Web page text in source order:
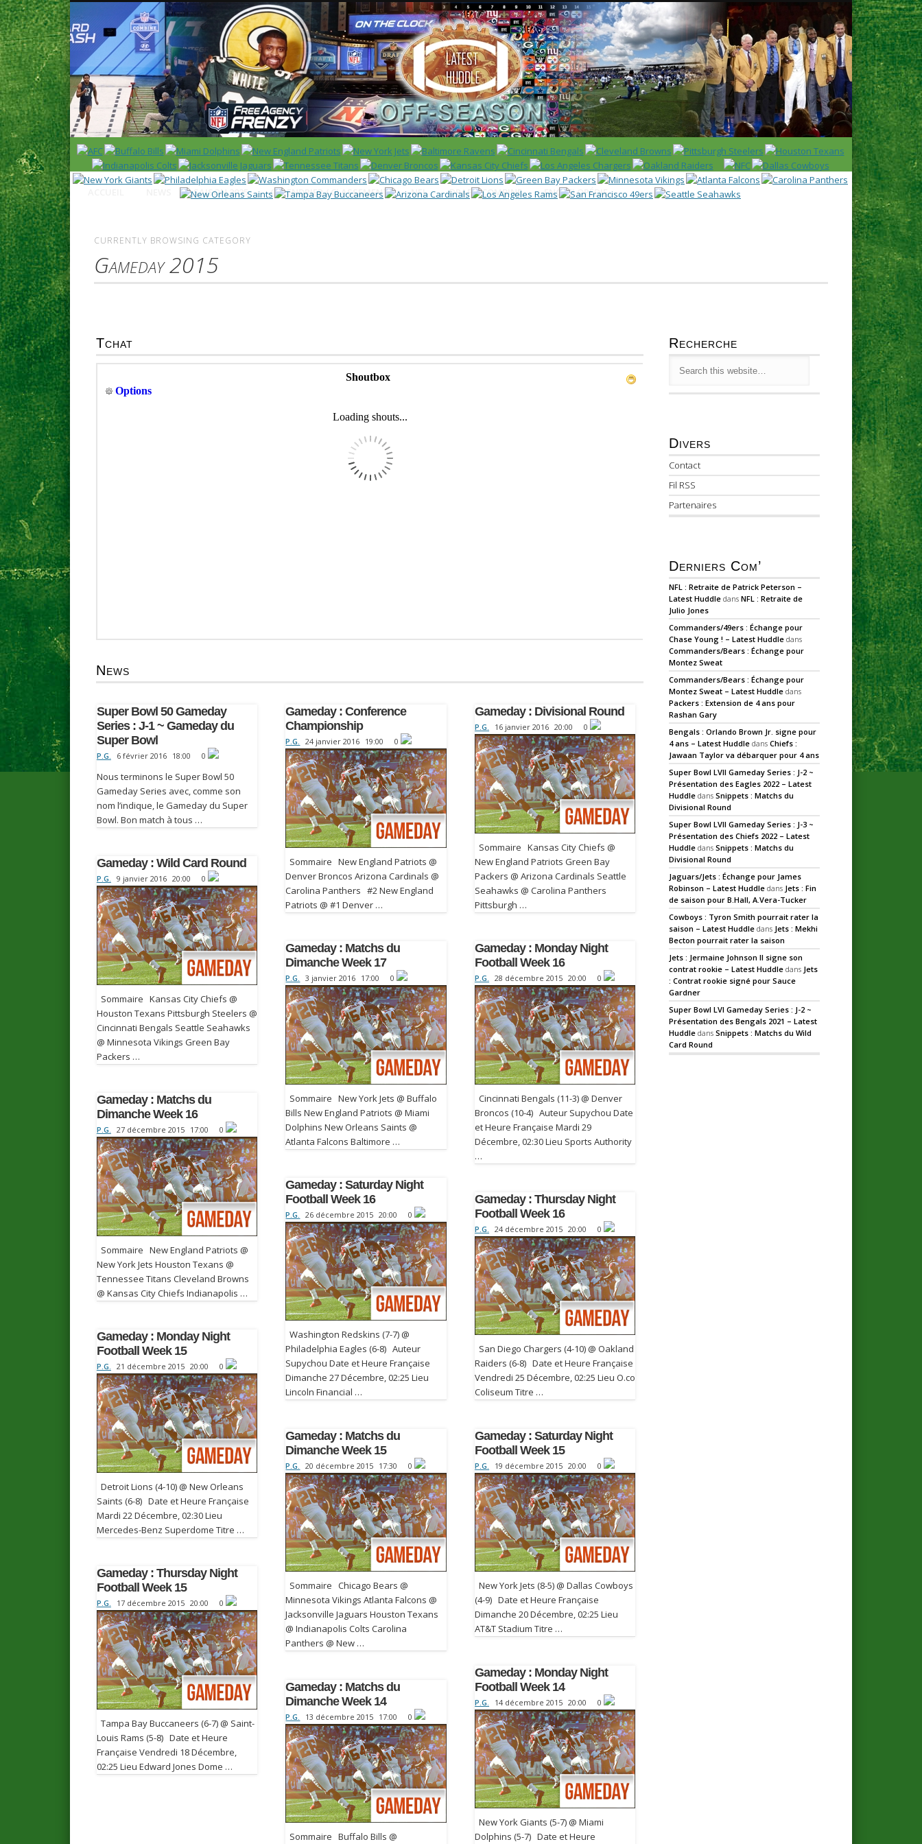
Latest
News en français sur la NFL et le Football Américain (Foot US)
SAISON 2025 CALENDRIER / CLASSEMENT NFL DRAFT/COMBINE ENCYCLOPÉDIE
CURRENTLY BROWSING CATEGORY
Gameday 2015
Tchat
News
Super Bowl 50 Gameday
Series : J-1 ~ Gameday du
Super Bowl
P.G. 6 février 2016 18:00 0
Nous terminons le Super Bowl 50
Gameday Series avec, comme son
nom l’indique, le Gameday du Super
Bowl. Bon match à tous …
Gameday : Conference
Championship
P.G. 24 janvier 2016 19:00 0
Sommaire New England Patriots @
Denver Broncos Arizona Cardinals @
Carolina Panthers #2 New England
Patriots @ #1 Denver …
Gameday : Divisional Round
P.G. 16 janvier 2016 20:00 0
Sommaire Kansas City Chiefs @
New England Patriots Green Bay
Packers @ Arizona Cardinals Seattle
Seahawks @ Carolina Panthers
Pittsburgh …
Gameday : Wild Card Round
P.G. 9 janvier 2016 20:00 0
Sommaire Kansas City Chiefs @
Houston Texans Pittsburgh Steelers @
Cincinnati Bengals Seattle Seahawks
@ Minnesota Vikings Green Bay
Packers …
Gameday : Matchs du
Dimanche Week 17
P.G. 3 janvier 2016 17:00 0
Sommaire New York Jets @ Buffalo
Bills New England Patriots @ Miami
Dolphins New Orleans Saints @
Atlanta Falcons Baltimore …
Gameday : Monday Night
Football Week 16
P.G. 28 décembre 2015 20:00 0
Cincinnati Bengals (11-3) @ Denver
Broncos (10-4) Auteur Supychou Date
et Heure Française Mardi 29
Décembre, 02:30 Lieu Sports Authority
…
Gameday : Matchs du
Dimanche Week 16
P.G. 27 décembre 2015 17:00 0
Sommaire New England Patriots @
New York Jets Houston Texans @
Tennessee Titans Cleveland Browns
@ Kansas City Chiefs Indianapolis …
Gameday : Saturday Night
Football Week 16
P.G. 26 décembre 2015 20:00 0
Washington Redskins (7-7) @
Philadelphia Eagles (6-8) Auteur
Supychou Date et Heure Française
Dimanche 27 Décembre, 02:25 Lieu
Lincoln Financial …
Gameday : Thursday Night
Football Week 16
P.G. 24 décembre 2015 20:00 0
San Diego Chargers (4-10) @ Oakland
Raiders (6-8) Date et Heure Française
Vendredi 25 Décembre, 02:25 Lieu O.co
Coliseum Titre …
Gameday : Monday Night
Football Week 15
P.G. 21 décembre 2015 20:00 0
Detroit Lions (4-10) @ New Orleans
Saints (6-8) Date et Heure Française
Mardi 22 Décembre, 02:30 Lieu
Mercedes-Benz Superdome Titre …
Gameday : Matchs du
Dimanche Week 15
P.G. 20 décembre 2015 17:30 0
Sommaire Chicago Bears @
Minnesota Vikings Atlanta Falcons @
Jacksonville Jaguars Houston Texans
@ Indianapolis Colts Carolina
Panthers @ New …
Gameday : Saturday Night
Football Week 15
P.G. 19 décembre 2015 20:00 0
New York Jets (8-5) @ Dallas Cowboys
(4-9) Date et Heure Française
Dimanche 20 Décembre, 02:25 Lieu
AT&T Stadium Titre …
Gameday : Thursday Night
Football Week 15
P.G. 17 décembre 2015 20:00 0
Tampa Bay Buccaneers (6-7) @ Saint-
Louis Rams (5-8) Date et Heure
Française Vendredi 18 Décembre,
02:25 Lieu Edward Jones Dome …
Gameday : Monday Night
Football Week 14
P.G. 14 décembre 2015 20:00 0
New York Giants (5-7) @ Miami
Dolphins (5-7) Date et Heure
Gameday : Matchs du
Dimanche Week 14
P.G. 13 décembre 2015 17:00 0
Sommaire Buffalo Bills @
Recherche
Divers
Contact
Fil RSS
Partenaires
Derniers Com’
NFL : Retraite de Patrick Peterson –
Latest Huddle dansNFL : Retraite de
Julio Jones
Commanders/49ers : Échange pour
Chase Young ! – Latest Huddle dans
Commanders/Bears : Échange pour
Montez Sweat
Commanders/Bears : Échange pour
Montez Sweat – Latest Huddle dans
Packers : Extension de 4 ans pour
Rashan Gary
Bengals : Orlando Brown Jr. signe pour
4 ans – Latest Huddle dansChiefs :
Jawaan Taylor va débarquer pour 4 ans
Super Bowl LVII Gameday Series : J-2 ~
Présentation des Eagles 2022 – Latest
Huddle dansSnippets : Matchs du
Divisional Round
Super Bowl LVII Gameday Series : J-3 ~
Présentation des Chiefs 2022 – Latest
Huddle dansSnippets : Matchs du
Divisional Round
Jaguars/Jets : Échange pour James
Robinson – Latest Huddle dans Jets : Fin
de saison pour B.Hall, A.Vera-Tucker
Cowboys : Tyron Smith pourrait rater la
saison – Latest Huddle dans Jets : Mekhi
Becton pourrait rater la saison
Jets : Jermaine Johnson II signe son
contrat rookie – Latest Huddle dans Jets
: Contrat rookie signé pour Sauce
Gardner
Super Bowl LVI Gameday Series : J-2 ~
Présentation des Bengals 2021 – Latest
Huddle dansSnippets : Matchs du Wild
Card Round